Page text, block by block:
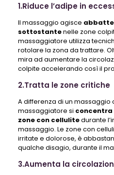
1.Riduce l’adipe in
Il massaggio agisce
sottostantenelle zone
massaggiatore utilizza
rotolare la zona da trattare.
mira ad aumentare la
colpite accelerando così il
2.Tratta le zone critiche
A differenza di un massaggio
massaggiatore si
zone con cellulitedurante
massaggio. Le zone con
irritate e dolorose, è
qualche disagio, durante il
3.Aumenta la